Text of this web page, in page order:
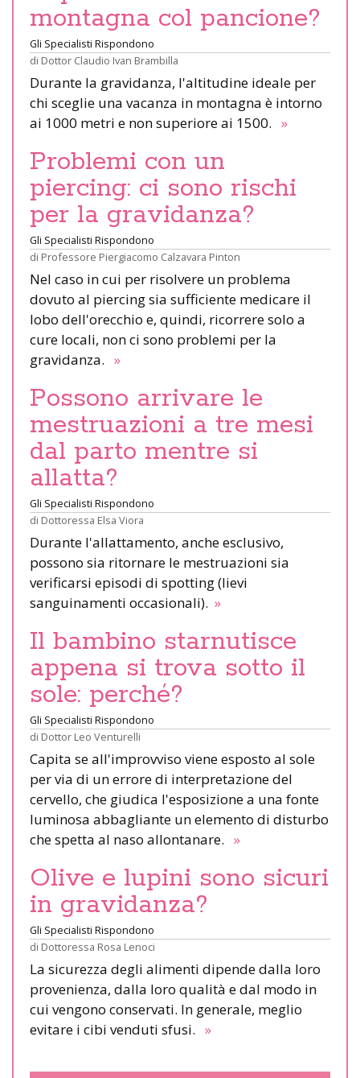
montagna col pancione?
Gli Specialisti Rispondono
di Dottor Claudio Ivan Brambilla
Durante la gravidanza, l'altitudine ideale per
chi sceglie una vacanza in montagna è intorno
ai 1000 metri e non superiore ai 1500. »
Problemi con un
piercing: ci sono rischi
per la gravidanza?
Gli Specialisti Rispondono
di Professore Piergiacomo Calzavara Pinton
Nel caso in cui per risolvere un problema
dovuto al piercing sia sufficiente medicare il
lobo dell'orecchio e, quindi, ricorrere solo a
cure locali, non ci sono problemi per la
gravidanza. »
Possono arrivare le
mestruazioni a tre mesi
dal parto mentre si
allatta?
Gli Specialisti Rispondono
di Dottoressa Elsa Viora
Durante l'allattamento, anche esclusivo,
possono sia ritornare le mestruazioni sia
verificarsi episodi di spotting (lievi
sanguinamenti occasionali). »
Il bambino starnutisce
appena si trova sotto il
sole: perché?
Gli Specialisti Rispondono
di Dottor Leo Venturelli
Capita se all'improvviso viene esposto al sole
per via di un errore di interpretazione del
cervello, che giudica l'esposizione a una fonte
luminosa abbagliante un elemento di disturbo
che spetta al naso allontanare. »
Olive e lupini sono sicuri
in gravidanza?
Gli Specialisti Rispondono
di Dottoressa Rosa Lenoci
La sicurezza degli alimenti dipende dalla loro
provenienza, dalla loro qualità e dal modo in
cui vengono conservati. In generale, meglio
evitare i cibi venduti sfusi. »